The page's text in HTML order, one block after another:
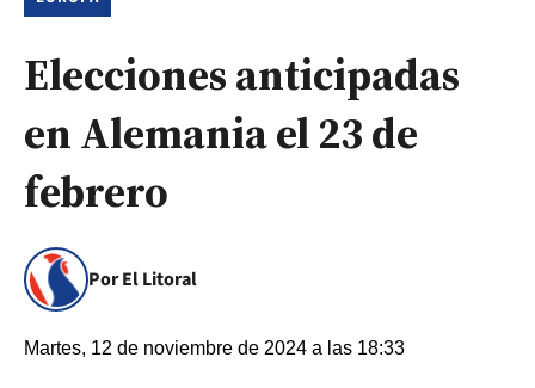
Elecciones anticipadas
en Alemania el 23 de
febrero
Por El Litoral
Martes, 12 de noviembre de 2024 a las 18:33